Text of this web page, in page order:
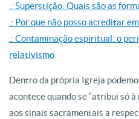
.: Superstição: Quais são as
.: Por que não posso acreditar
.: Contaminação espiritual: o
relativismo
Dentro da própria Igreja
acontece quando se “atribui só
aos sinais sacramentais a